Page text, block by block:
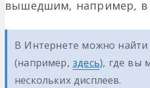
вышедшим, например, в
В Интернете можно найти
(например,здесь), где вы
нескольких дисплеев.